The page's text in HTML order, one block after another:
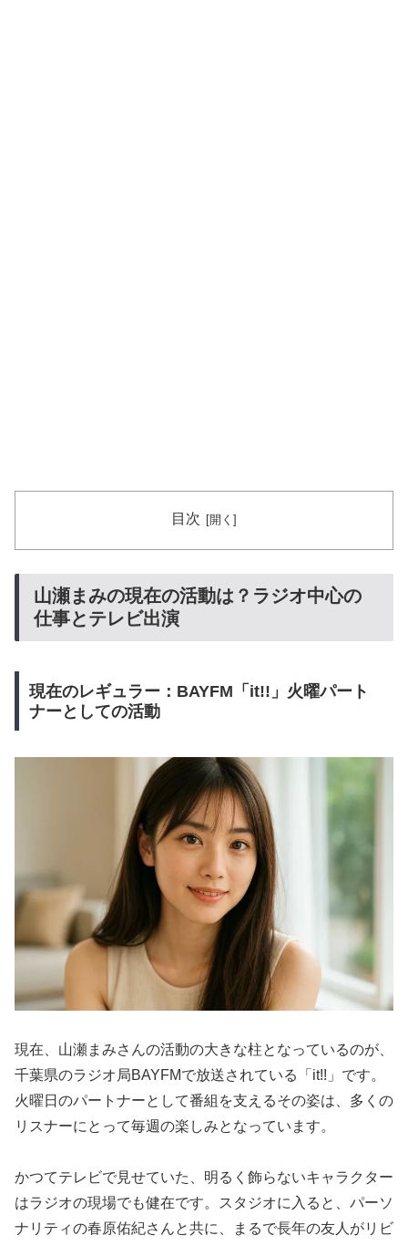
目次
山瀬まみの現在の活動は？ラジオ中心の
仕事とテレビ出演
現在のレギュラー：BAYFM「it!!」火曜パート
ナーとしての活動
現在、山瀬まみさんの活動の大きな柱となっているのが、
千葉県のラジオ局BAYFMで放送されている「it!!」です。
火曜日のパートナーとして番組を支えるその姿は、多くの
リスナーにとって毎週の楽しみとなっています。
かつてテレビで見せていた、明るく飾らないキャラクター
はラジオの現場でも健在です。スタジオに入ると、パーソ
ナリティの春原佑紀さんと共に、まるで長年の友人がリビ